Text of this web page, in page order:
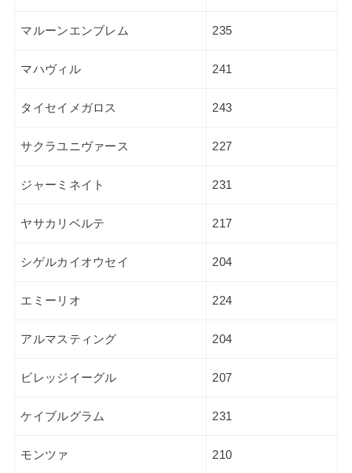
マルーンエンブレム 235
マハヴィル 241
タイセイメガロス 243
サクラユニヴァース 227
ジャーミネイト 231
ヤサカリベルテ 217
シゲルカイオウセイ 204
エミーリオ 224
アルマスティング 204
ビレッジイーグル 207
ケイブルグラム 231
モンツァ 210